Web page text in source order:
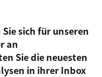
sich für unseren
an
Sie die neuesten
in ihrer Inbox